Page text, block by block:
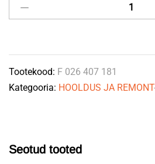
quantity
Tootekood: F 026 407 181
Kategooria: HOOLDUS JA REMONT
Seotud tooted